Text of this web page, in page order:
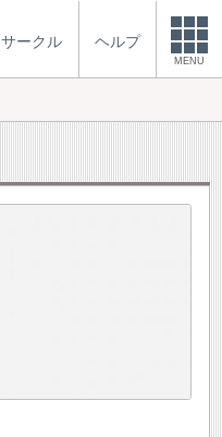
サークル ヘルプ
MENU